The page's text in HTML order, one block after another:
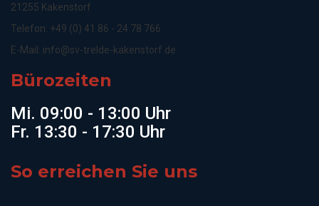
21255 Kakenstorf
Telefon: +49 (0) 41 86 - 24 78 766
E-Mail: info@sv-trelde-kakenstorf.de
Bürozeiten
Mi. 09:00 - 13:00 Uhr
Fr. 13:30 - 17:30 Uhr
So erreichen Sie uns